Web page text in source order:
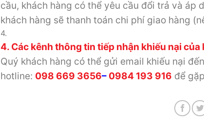
cầu, khách hàng có thể yêu cầu đổi trả và áp
khách hàng sẽ thanh toán chi phí giao hàng
4.
4. Các kênh thông tin tiếp nhận khiếu nại của
Quý khách hàng có thể gửi email khiếu nại
hotline: 098 669 3656–0984 193 916 để